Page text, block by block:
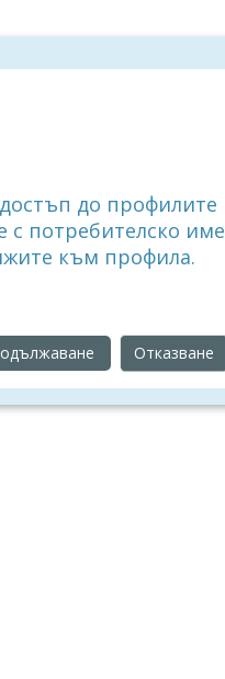
до профилите
с потребителско име
към профила.
Отказване